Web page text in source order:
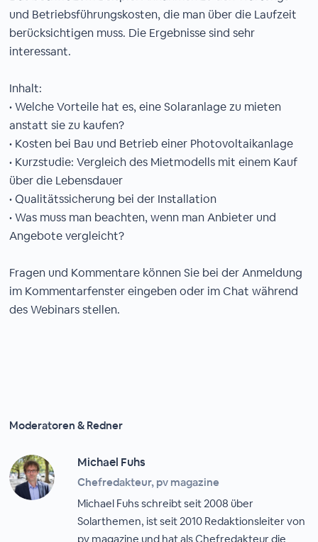
und Betriebsführungskosten, die man über die Laufzeit
berücksichtigen muss. Die Ergebnisse sind sehr
interessant.
Inhalt:
• Welche Vorteile hat es, eine Solaranlage zu mieten
anstatt sie zu kaufen?
• Kosten bei Bau und Betrieb einer Photovoltaikanlage
• Kurzstudie: Vergleich des Mietmodells mit einem Kauf
über die Lebensdauer
• Qualitätssicherung bei der Installation
• Was muss man beachten, wenn man Anbieter und
Angebote vergleicht?
Fragen und Kommentare können Sie bei der Anmeldung
im Kommentarfenster eingeben oder im Chat während
des Webinars stellen.
Moderatoren & Redner
Michael Fuhs
Chefredakteur, pv magazine
Michael Fuhs schreibt seit 2008 über
Solarthemen, ist seit 2010 Redaktionsleiter von
pv magazine und hat als Chefredakteur die